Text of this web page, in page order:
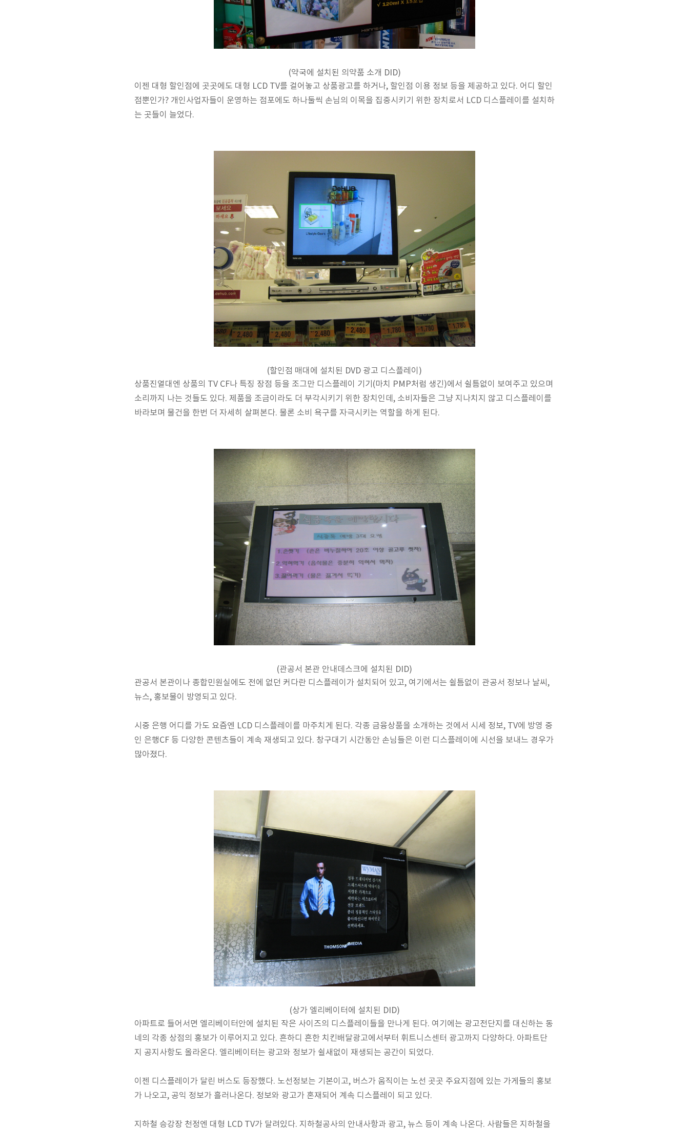
(약국에 설치된 의약품 소개 DID)
이젠 대형 할인점에 곳곳에도 대형 LCD TV를 걸어놓고 상품광고를 하거나, 할인점 이용 정보 등을 제공하고 있다. 어디 할인
점뿐인가? 개인사업자들이 운영하는 점포에도 하나둘씩 손님의 이목을 집중시키기 위한 장치로서 LCD 디스플레이를 설치하
는 곳들이 늘었다.
(할인점 매대에 설치된 DVD 광고 디스플레이)
상품진열대엔 상품의 TV CF나 특징 장점 등을 조그만 디스플레이 기기(마치 PMP처럼 생긴)에서 쉴틈없이 보여주고 있으며
소리까지 나는 것들도 있다. 제품을 조금이라도 더 부각시키기 위한 장치인데, 소비자들은 그냥 지나치지 않고 디스플레이를
바라보며 물건을 한번 더 자세히 살펴본다. 물론 소비 욕구를 자극시키는 역할을 하게 된다.
(관공서 본관 안내데스크에 설치된 DID)
관공서 본관이나 종합민원실에도 전에 없던 커다란 디스플레이가 설치되어 있고, 여기에서는 쉴틈없이 관공서 정보나 날씨,
뉴스, 홍보물이 방영되고 있다.
시중 은행 어디를 가도 요즘엔 LCD 디스플레이를 마주치게 된다. 각종 금융상품을 소개하는 것에서 시세 정보, TV에 방영 중
인 은행CF 등 다양한 콘텐츠들이 계속 재생되고 있다. 창구대기 시간동안 손님들은 이런 디스플레이에 시선을 보내느 경우가
많아졌다.
(상가 엘리베이터에 설치된 DID)
아파트로 들어서면 엘리베이터안에 설치된 작은 사이즈의 디스플레이들을 만나게 된다. 여기에는 광고전단지를 대신하는 동
네의 각종 상점의 홍보가 이루어지고 있다. 흔하디 흔한 치킨배달광고에서부터 휘트니스센터 광고까지 다양하다. 아파트단
지 공지사항도 올라온다. 엘리베이터는 광고와 정보가 쉴새없이 재생되는 공간이 되었다.
이젠 디스플레이가 달린 버스도 등장했다. 노선정보는 기본이고, 버스가 움직이는 노선 곳곳 주요지점에 있는 가게들의 홍보
가 나오고, 공익 정보가 흘러나온다. 정보와 광고가 혼재되어 계속 디스플레이 되고 있다.
지하철 승강장 천정엔 대형 LCD TV가 달려있다. 지하철공사의 안내사항과 광고, 뉴스 등이 계속 나온다. 사람들은 지하철을